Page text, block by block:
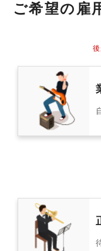
ご希望の雇